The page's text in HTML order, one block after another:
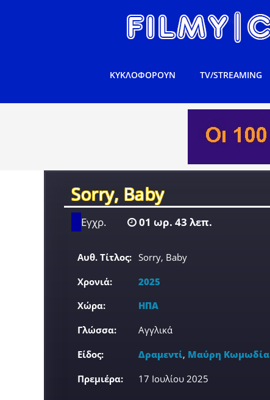
ΚΥΚΛΟΦΟΡΟΥΝ TV/STREAMING
Sorry, Baby
Εγχρ. 01 ωρ. 43 λεπ.
Αυθ. Τίτλος: Sorry, Baby
Χρονιά:
2025
Χώρα:
ΗΠΑ
Γλώσσα:
Αγγλικά
Είδος:
Δραμεντί, Μαύρη Κωμωδία
Πρεμιέρα:
17 Ιουλίου 2025